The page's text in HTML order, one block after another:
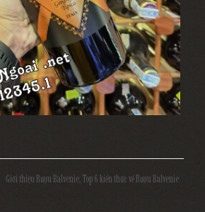
Giới thiệu Rượu Balvenie, Top 6 kiến thức về Rượu Balvenie